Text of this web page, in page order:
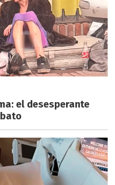
el desesperante